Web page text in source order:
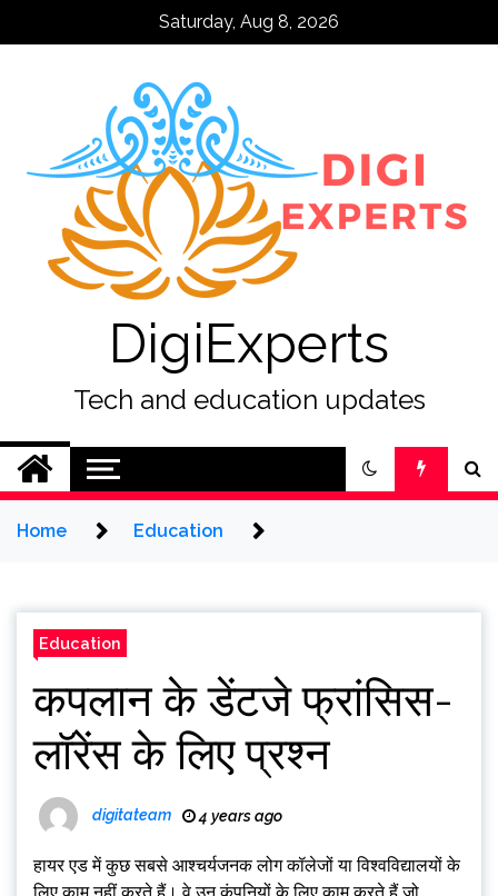
Saturday, Aug 8, 2026
DigiExperts
Tech and education updates
Home Education
Education
कपलान के डेंटजे फ्रांसिस-
लॉरेंस के लिए प्रश्न
digitateam 4 years ago
हायर एड में कुछ सबसे आश्चर्यजनक लोग कॉलेजों या विश्वविद्यालयों के